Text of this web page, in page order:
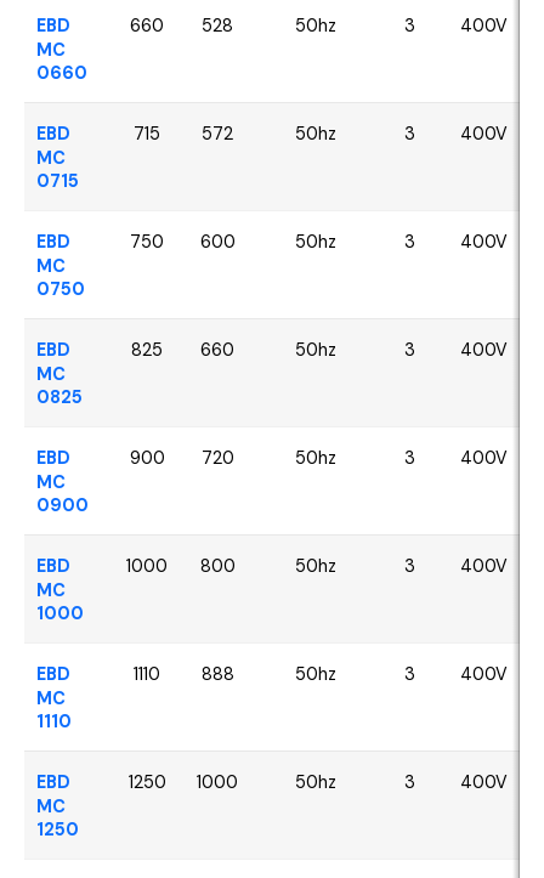
EBD
MC
0660
660 528 50hz 3 400V
EBD
MC
0715
715 572 50hz 3 400V
EBD
MC
0750
750 600 50hz 3 400V
EBD
MC
0825
825 660 50hz 3 400V
EBD
MC
0900
900 720 50hz 3 400V
EBD
MC
1000
1000 800 50hz 3 400V
EBD
MC
1110
1110 888 50hz 3 400V
EBD
MC
1250
1250 1000 50hz 3 400V